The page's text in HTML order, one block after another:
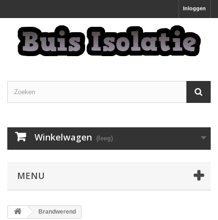
Inloggen
Winkelwagen (leeg)
MENU
Brandwerend